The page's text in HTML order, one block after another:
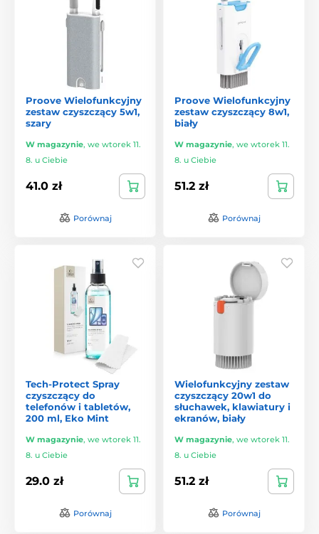
Proove Wielofunkcyjny
zestaw czyszczący 5w1,
szary
W magazynie, we wtorek 11.
8. u Ciebie
41.0 zł
Porównaj
Proove Wielofunkcyjny
zestaw czyszczący 8w1,
biały
W magazynie, we wtorek 11.
8. u Ciebie
51.2 zł
Porównaj
Tech-Protect Spray
czyszczący do
telefonów i tabletów,
200 ml, Eko Mint
W magazynie, we wtorek 11.
8. u Ciebie
29.0 zł
Porównaj
Wielofunkcyjny zestaw
czyszczący 20w1 do
słuchawek, klawiatury i
ekranów, biały
W magazynie, we wtorek 11.
8. u Ciebie
51.2 zł
Porównaj